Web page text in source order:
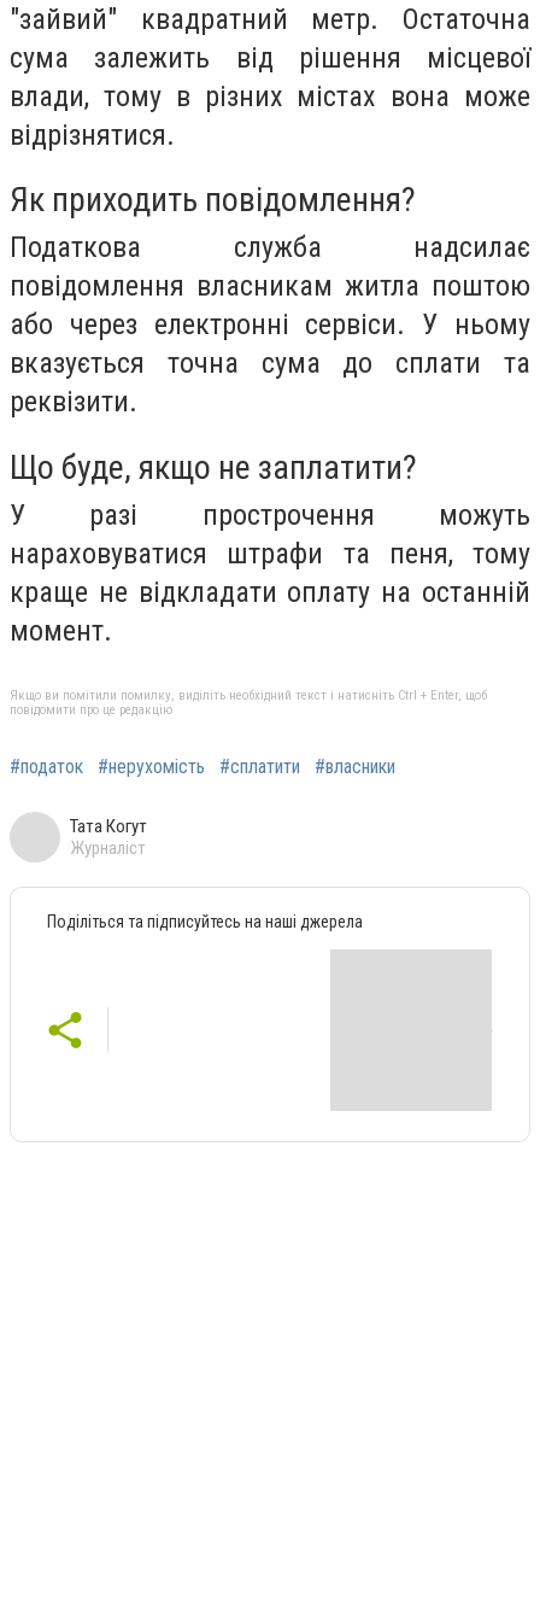
"зайвий" квадратний метр. Остаточна
сума залежить від рішення місцевої
влади, тому в різних містах вона може
відрізнятися.
Як приходить повідомлення?
Податкова служба надсилає
повідомлення власникам житла поштою
або через електронні сервіси. У ньому
вказується точна сума до сплати та
реквізити.
Що буде, якщо не заплатити?
У разі прострочення можуть
нараховуватися штрафи та пеня, тому
краще не відкладати оплату на останній
момент.
Якщо ви помітили помилку, виділіть необхідний текст і натисніть Ctrl + Enter, щоб
повідомити про це редакцію
#податок #нерухомість #сплатити #власники
Тата Когут
Журналіст
Поділіться та підписуйтесь на наші джерела